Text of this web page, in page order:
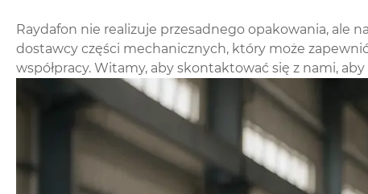
Raydafon nie realizuje przesadnego opakowania, ale
dostawcy części mechanicznych, który może
współpracy. Witamy, aby skontaktować się z nami,